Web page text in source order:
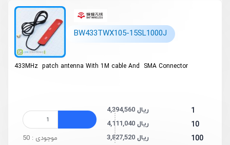
BW433TWX105-15SL1000J
433MHz patch antenna With 1M cable And SMA Connector
1 4,394,560 ریال
10 4,111,040 ریال
100 3,827,520 ریال موجودی : 50